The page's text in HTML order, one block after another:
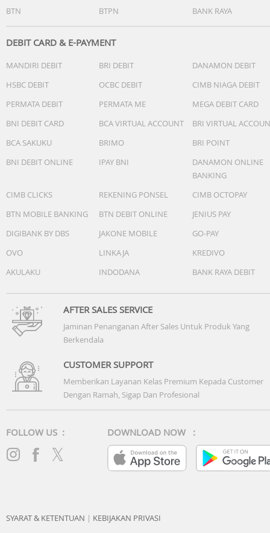
BTN
BTPN BANK RAYA
DEBIT CARD & E-PAYMENT
MANDIRI DEBIT BRI DEBIT
DANAMON DEBIT
HSBC DEBIT
OCBC DEBIT
CIMB NIAGA DEBIT
PERMATA DEBIT
PERMATA ME
MEGA DEBIT CARD
BNI DEBIT CARD
BCA VIRTUAL ACCOUNT
BRI VIRTUAL
BCA SAKUKU
BRIMO
BRI POINT
BNI DEBIT ONLINE
IPAY BNI
DANAMON ONLINE
BANKING
CIMB CLICKS
REKENING PONSEL
CIMB OCTOPAY
BTN MOBILE BANKING
BTN DEBIT ONLINE
JENIUS PAY
DIGIBANK BY DBS
JAKONE MOBILE
GO-PAY
OVO
LINKAJA
KREDIVO
AKULAKU
INDODANA BANK RAYA DEBIT
AFTER SALES SERVICE
Jaminan Penanganan After Sales Untuk Produk Yang
Berkendala
CUSTOMER SUPPORT
Memberikan Layanan Kelas Premium Kepada Customer
Dengan Ramah, Sigap Dan Profesional
FOLLOW US : DOWNLOAD NOW :
SYARAT & KETENTUAN | KEBIJAKAN PRIVASI